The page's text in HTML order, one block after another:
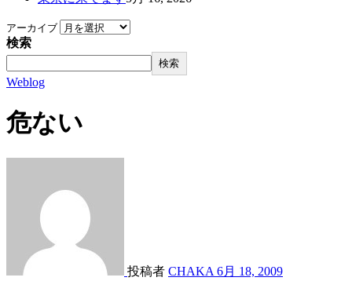
アーカイブ
検索
検索
Weblog
危ない
投稿者 CHAKA 6月 18, 2009